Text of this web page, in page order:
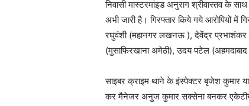
निवासी मास्टरमांइड अनुराग श्रीवास्तव के
अभी जारी है। गिरफ्तार किये गये आरोपियों में
रघुवंशी (महानगर लखनऊ ), देवेंद्र
(मुसाफिरखाना अमेठी), उदय पटेल
साइबर क्राइम थाने के इंस्पेक्टर बृजेश कुमार
कर मैनेजर अनुज कुमार सक्सेना बनकर